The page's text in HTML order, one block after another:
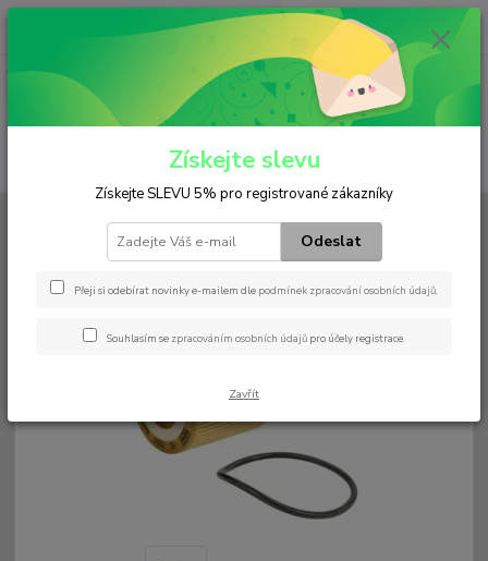
(Po-Pá, 6:30-15 hod.)
ks
0 Kč
HU 7002 z
Získejte slevu
Získejte SLEVU 5% pro registrované zákazníky
Odeslat
Přeji si odebírat novinky e-mailem dle podmínek zpracování osobních údajů.
Souhlasím se zpracováním osobních údajů pro účely registrace.
Zavřít